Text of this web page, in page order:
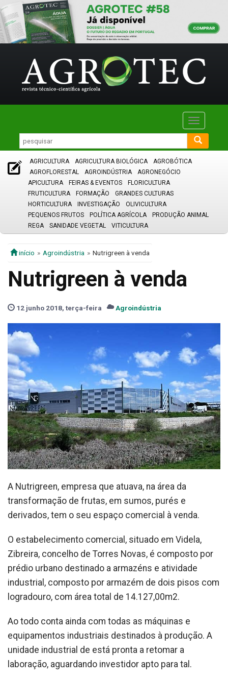
Toggle
AGRICULTURA AGRICULTURA BIOLÓGICA
AGROBÓTICA
AGROFLORESTAL
AGROINDÚSTRIA
AGRONEGÓCIO
APICULTURA
FEIRAS & EVENTOS
FLORICULTURA
FRUTICULTURA
FORMAÇÃO
GRANDES CULTURAS
HORTICULTURA
INVESTIGAÇÃO
OLIVICULTURA
PEQUENOS FRUTOS
POLÍTICA AGRÍCOLA
PRODUÇÃO ANIMAL
REGA
SANIDADE VEGETAL VITICULTURA
início Agroindústria Nutrigreen à venda
Nutrigreen à venda
12 junho 2018, terça-feira Agroindústria
A Nutrigreen, empresa que atuava, na área da
transformação de frutas, em sumos, purés e
derivados, tem o seu espaço comercial à venda.
O estabelecimento comercial, situado em Videla,
Zibreira, concelho de Torres Novas, é composto por
prédio urbano destinado a armazéns e atividade
industrial, composto por armazém de dois pisos com
logradouro, com área total de 14.127,00m2.
Ao todo conta ainda com todas as máquinas e
equipamentos industriais destinados à produção. A
unidade industrial de está pronta a retomar a
laboração, aguardando investidor apto para tal.